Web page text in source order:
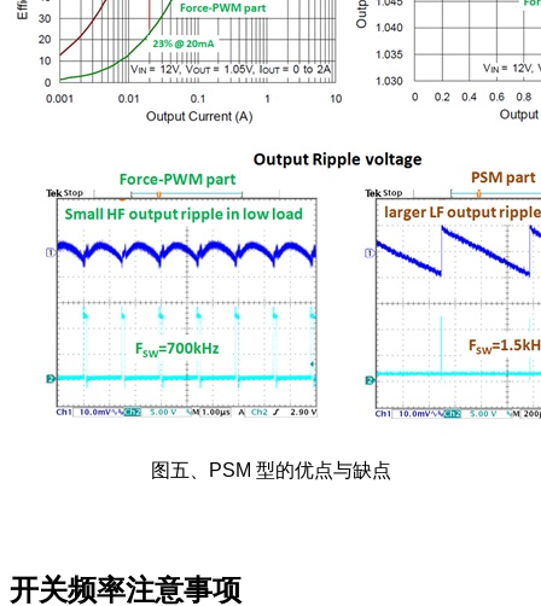
图五、PSM 型的优点与缺点
开关频率注意事项